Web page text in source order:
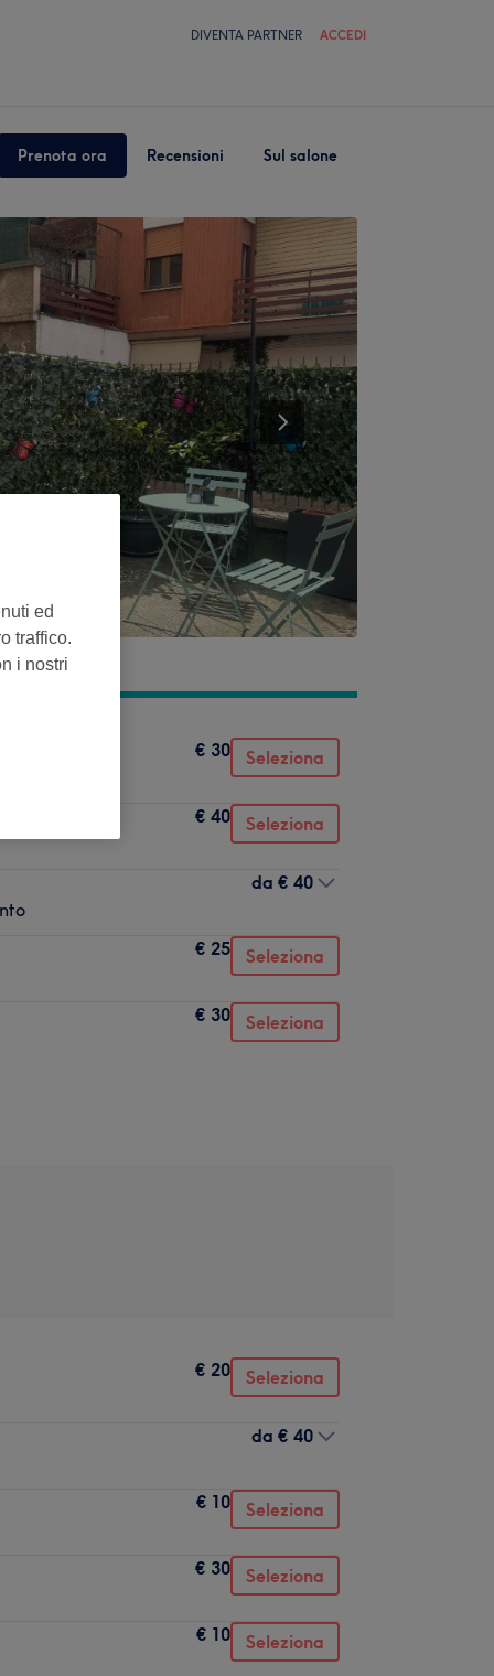
DIVENTA PARTNER ACCEDI
Prenota ora Recensioni Sul salone
€ 30 Seleziona
€ 40 Seleziona
da € 40
€ 25 Seleziona
€ 30 Seleziona
€ 20 Seleziona
da € 40
€ 10 Seleziona
€ 30 Seleziona
€ 10 Seleziona
ed
traffico.
i nostri